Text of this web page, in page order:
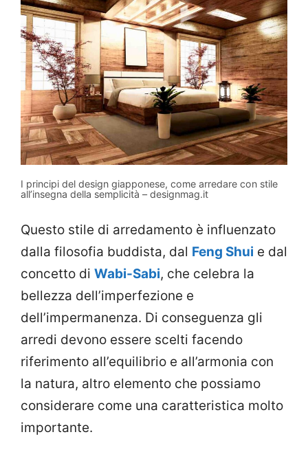
I principi del design giapponese, come arredare con stile
all’insegna della semplicità – designmag.it
Questo stile di arredamento è influenzato
dalla filosofia buddista, dal Feng Shui e dal
concetto di Wabi-Sabi, che celebra la
bellezza dell’imperfezione e
dell’impermanenza. Di conseguenza gli
arredi devono essere scelti facendo
riferimento all’equilibrio e all’armonia con
la natura, altro elemento che possiamo
considerare come una caratteristica molto
importante.